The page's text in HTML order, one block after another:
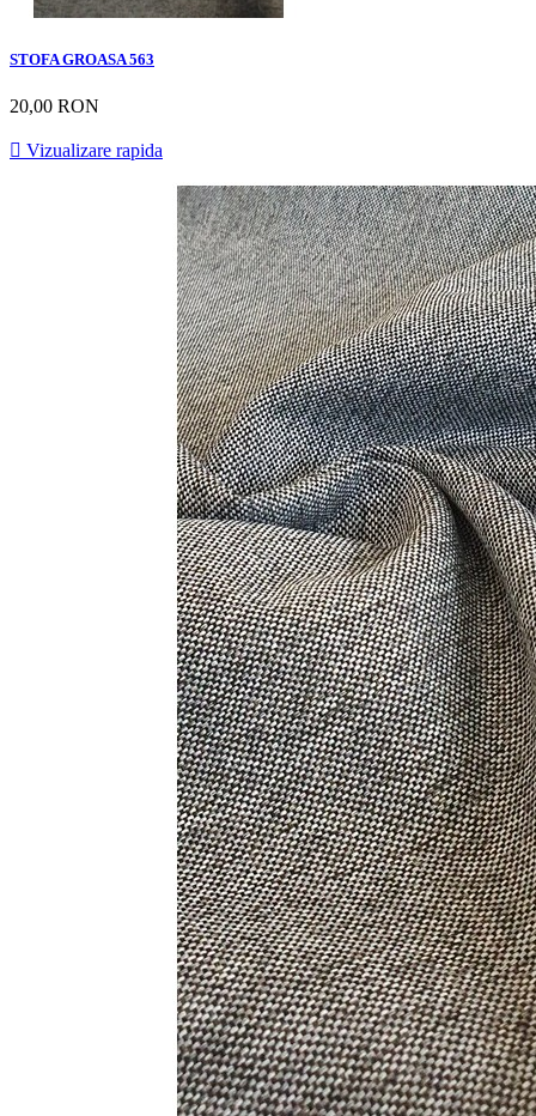
STOFA GROASA 563
20,00 RON
 Vizualizare rapida